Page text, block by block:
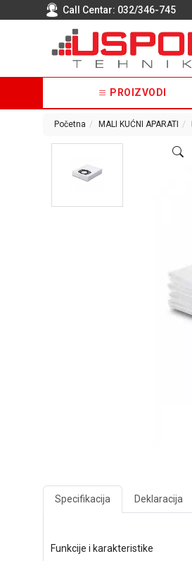
Call Centar: 032/346-745
PROIZVODI
Početna MALI KUĆNI APARATI
Specifikacija Deklaracija
Funkcije i karakteristike